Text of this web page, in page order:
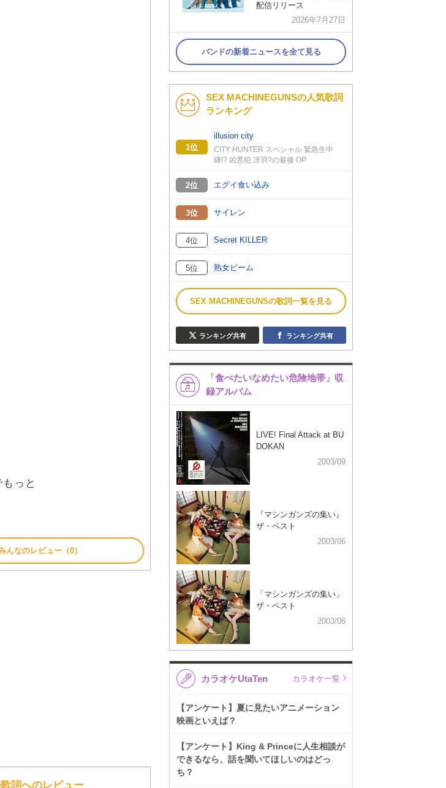
っと
んなのレビュー（0）
詞へのレビュー
配信リリース
2026年7月27日
バンドの新着ニュースを全て見る
SEX MACHINEGUNSの人気歌詞
ランキング
1位
illusion city
CITY HUNTER スペシャル 緊急生中
継!? 凶悪犯 冴羽?の最後 OP
2位 エグイ食い込み
3位 サイレン
4位 Secret KILLER
5位 熟女ビーム
SEX MACHINEGUNSの歌詞一覧を見る
ランキング共有 ランキング共有
「食べたいなめたい危険地帯」収
録アルバム
LIVE! Final Attack at BU
DOKAN
2003/09
『マシンガンズの集い』
ザ・ベスト
2003/06
「マシンガンズの集い」
ザ・ベスト
2003/06
カラオケUtaTen カラオケ一覧
【アンケート】夏に見たいアニメーション
映画といえば？
【アンケート】King & Princeに人生相談が
できるなら、話を聞いてほしいのはどっ
ち？